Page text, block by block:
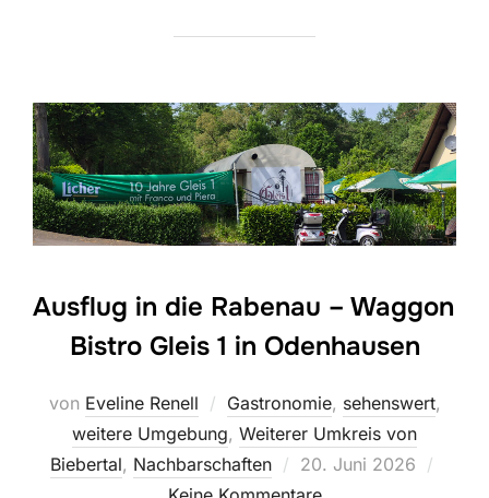
Ausflug in die Rabenau – Waggon
Bistro Gleis 1 in Odenhausen
von Eveline Renell Gastronomie, sehenswert,
weitere Umgebung, Weiterer Umkreis von
Biebertal, Nachbarschaften
Veröffentlicht
am
20. Juni 2026